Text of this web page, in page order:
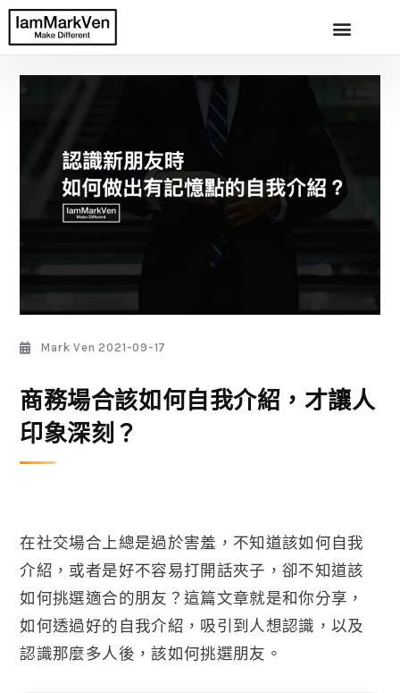
Mark Ven 2021-09-17
商務場合該如何自我介紹，才讓人
印象深刻？
在社交場合上總是過於害羞，不知道該如何自我
介紹，或者是好不容易打開話夾子，卻不知道該
如何挑選適合的朋友？這篇文章就是和你分享，
如何透過好的自我介紹，吸引到人想認識，以及
認識那麼多人後，該如何挑選朋友。